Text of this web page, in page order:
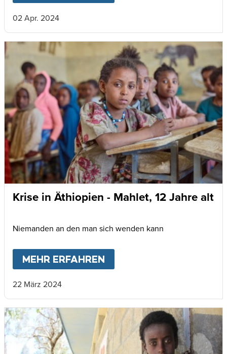
02 Apr. 2024
Krise in Äthiopien - Mahlet, 12 Jahre alt
Niemanden an den man sich wenden kann
MEHR ERFAHREN
22 März 2024